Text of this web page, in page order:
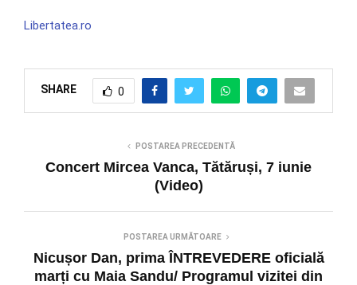
Libertatea.ro
SHARE 0
POSTAREA PRECEDENTĂ
Concert Mircea Vanca, Tătăruși, 7 iunie
(Video)
POSTAREA URMĂTOARE
Nicușor Dan, prima ÎNTREVEDERE oficială
marți cu Maia Sandu/ Programul vizitei din